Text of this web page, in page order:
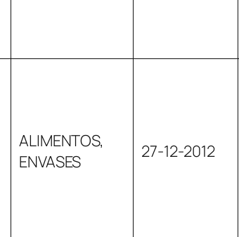
ALIMENTOS,
ENVASES
27-12-2012